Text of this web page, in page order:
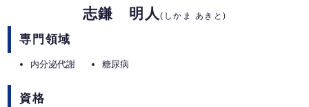
志鎌 明人 (しかま あきと)
専門領域
内分泌代謝 糖尿病
資格